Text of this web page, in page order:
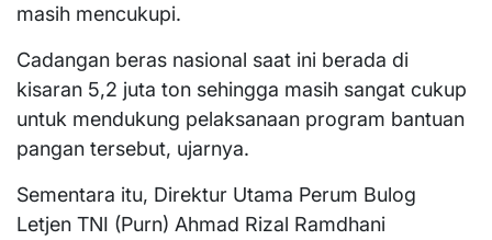
masih mencukupi.
Cadangan beras nasional saat ini berada di
kisaran 5,2 juta ton sehingga masih sangat cukup
untuk mendukung pelaksanaan program bantuan
pangan tersebut, ujarnya.
Sementara itu, Direktur Utama Perum Bulog
Letjen TNI (Purn) Ahmad Rizal Ramdhani